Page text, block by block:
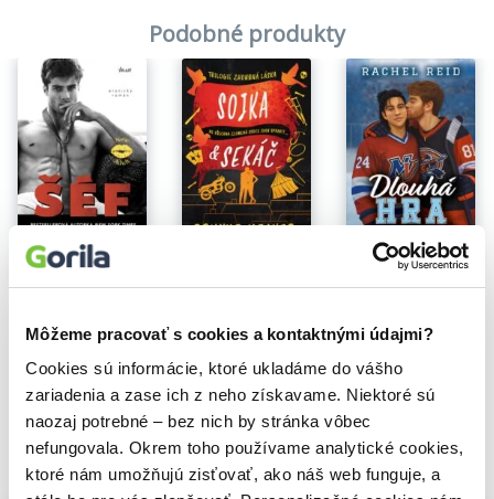
Môžeme pracovať s cookies a kontaktnými údajmi?
Cookies sú informácie, ktoré ukladáme do vášho
zariadenia a zase ich z neho získavame. Niektoré sú
naozaj potrebné – bez nich by stránka vôbec
nefungovala. Okrem toho používame analytické cookies,
ktoré nám umožňujú zisťovať, ako náš web funguje, a
Podobné produkty
Vi Keeland
10,51€ 15,80€ 15,80€
Vybrané pre teba